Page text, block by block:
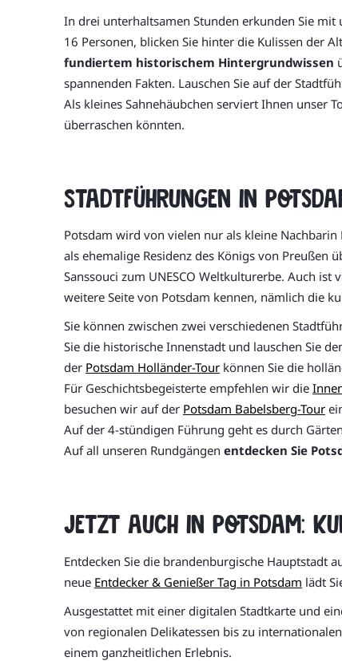
In drei unterhaltsamen Stunden erkunden Sie mit
16 Personen, blicken Sie hinter die Kulissen der
fundiertem historischem Hintergrundwissen
spannenden Fakten. Lauschen Sie auf der
Als kleines Sahnehäubchen serviert Ihnen unser
überraschen könnten.
Stadtführungen in
Potsdam wird von vielen nur als kleine
als ehemalige Residenz des Königs von Preußen
Sanssouci zum UNESCO Weltkulturerbe. Auch
weitere Seite von Potsdam kennen, nämlich die
Sie können zwischen zwei verschiedenen
Sie die historische Innenstadt und lauschen Sie
der Potsdam Holländer-Tour können Sie die
Für Geschichtsbegeisterte empfehlen wir die
besuchen wir auf der Potsdam Babelsberg-Tour
Auf der 4-stündigen Führung geht es durch
Auf all unseren Rundgängen entdecken Sie
Jetzt auch in Potsdam:
Entdecken Sie die brandenburgische Hauptstadt
neue Entdecker & Genießer Tag in Potsdam lädt
Ausgestattet mit einer digitalen Stadtkarte und
von regionalen Delikatessen bis zu
einem ganzheitlichen Erlebnis.